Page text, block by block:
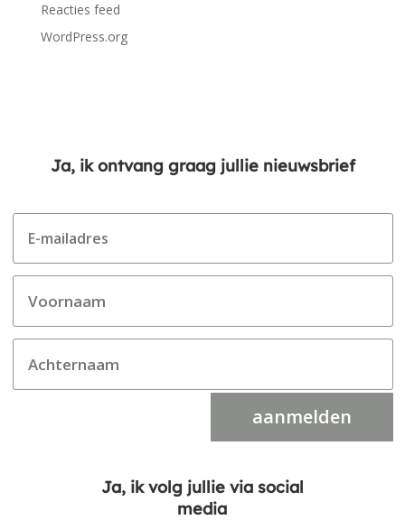
Reacties feed
WordPress.org
Ja, ik ontvang graag jullie nieuwsbrief
aanmelden
Ja, ik volg jullie via social
media